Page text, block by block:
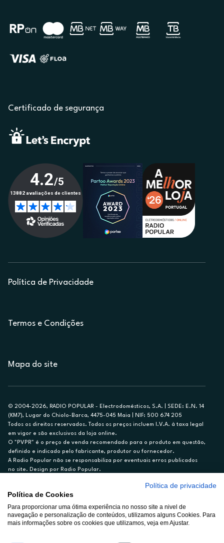
Certificado de segurança
Política de Privacidade
Termos e Condições
Mapa do site
© 2004-2026, RADIO POPULAR - Electrodomésticos, S.A. | SEDE: E.N. 14
(KM7), Lugar do Chiolo-Barca, 4475-045 Maia | NIF: 500 674 205
Todos os direitos reservados. Todos os preços incluem I.V.A. à taxa legal
em vigor e são exclusivos da loja online.
O "PVPR" é o preço de venda recomendado para o produto em questão,
definido e indicado pelo fabricante, produtor ou fornecedor.
A Radio Popular não se responsabiliza por eventuais erros publicados
no site. Design por Radio Popular.
Ex. para limite de crédito de €1.500, reembolsado em 12 meses, TAN
14,79%.
Crédito sujeito a aprovação pelo Cetelem, marca BNP Paribas Personal
Finance, S.A., Sucursal em Portugal. Informe-se no 21 721 90 00 (dias
Política de privacidade
Política de Cookies
Para proporcionar uma ótima experiência no nosso site a nivel de
navegação e personalização de conteúdos, utilizamos alguns Cookies. Para
mais informações sobre os cookies que utilizamos, veja em Ajustar.